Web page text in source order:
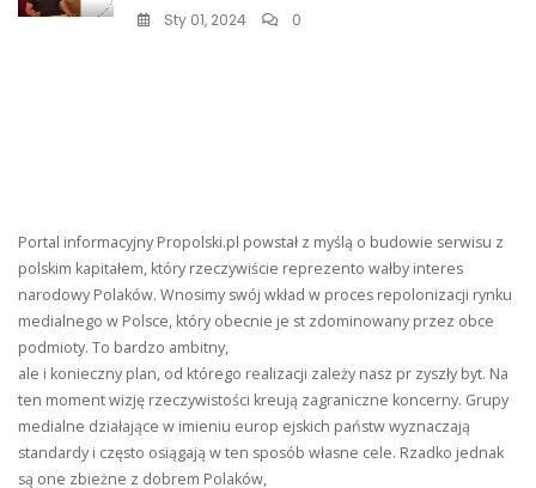
Sty 01, 2024 0
Portal informacyjny Propolski.pl powstał z myślą o budowie serwisu z
polskim kapitałem, który rzeczywiście reprezento wałby interes
narodowy Polaków. Wnosimy swój wkład w proces repolonizacji rynku
medialnego w Polsce, który obecnie je st zdominowany przez obce
podmioty. To bardzo ambitny,
ale i konieczny plan, od którego realizacji zależy nasz pr zyszły byt. Na
ten moment wizję rzeczywistości kreują zagraniczne koncerny. Grupy
medialne działające w imieniu europ ejskich państw wyznaczają
standardy i często osiągają w ten sposób własne cele. Rzadko jednak
są one zbieżne z dobrem Polaków,